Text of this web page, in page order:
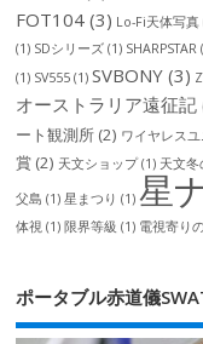
FOT104 (3) Lo-Fi天体写真
(1) SDシリーズ (1) SHARPSTAR
(1) SV555 (1) SVBONY (3)
オーストラリア遠征記
ート観測所 (2) ワイヤレスユ
賞 (2) 天文ショップ(1) 天文冬
父島 (1) 星まつり (1) 星
体視 (1) 限界等級 (1) 電視寄り
ポータブル赤道儀